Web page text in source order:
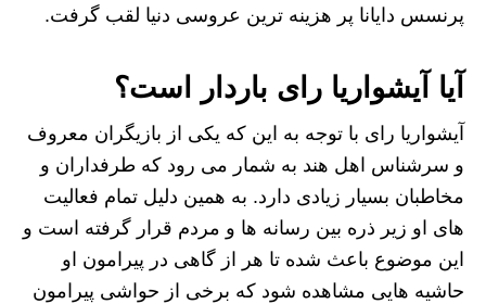
پرنسس دایانا پر هزینه ترین عروسی دنیا لقب گرفت.
آیا آیشواریا رای باردار است؟
آیشواریا رای با توجه به این که یکی از بازیگران معروف
و سرشناس اهل هند به شمار می‌ رود که طرفداران و
مخاطبان بسیار زیادی دارد. به همین دلیل تمام فعالیت‌
های او زیر ذره بین رسانه‌ ها و مردم قرار گرفته است و
این موضوع باعث شده تا هر از گاهی در پیرامون او
حاشیه‌ هایی مشاهده شود که برخی از حواشی پیرامون